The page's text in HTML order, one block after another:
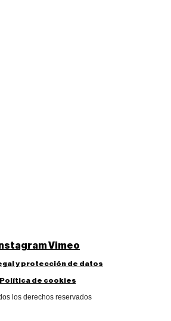
Vimeo
y protección de datos
Política de cookies
los derechos reservados